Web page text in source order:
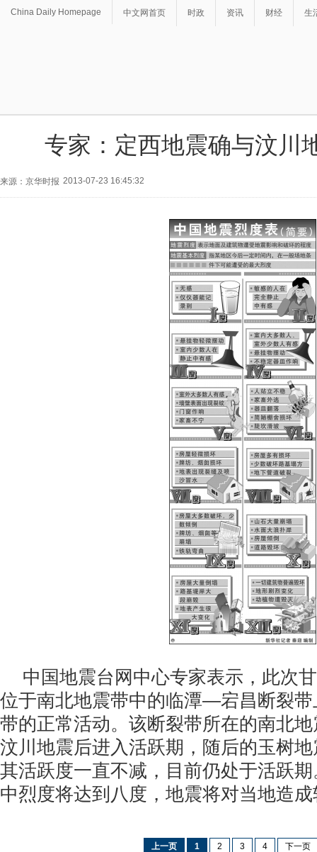
China Daily Homepage 中文网首页 时政 资讯 财经 生
专家：定西地震确与汶川
来源：京华时报 2013-07-23 16:45:32
中国地震台网中心专家表示，此次
位于南北地震带中的临潭—宕昌断裂
带的正常活动。该断裂带所在的南北
汶川地震后进入活跃期，随后的玉树
其活跃度一直不减，目前仍处于活跃
中烈度将达到八度，地震将对当地造
上一页 1 2 3 4 下一页